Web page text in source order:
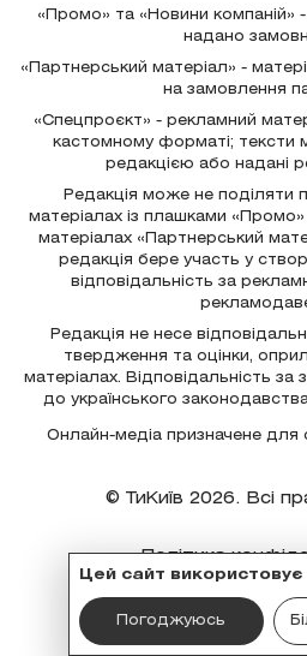
Цей сайт
Погоджуюсь
«Промо» та «Новини компаній»
надано
«Партнерський матеріал» -
на замовлення
«Спецпроєкт» - рекламний
кастомному форматі; тексти
редакцією або надані
Редакція може не поділяти
матеріалах із плашками
матеріалах «Партнерський
редакція бере участь у
відповідальність за
Редакція не несе
твердження та оцінки,
матеріалах. Відповідальність за
до українського
Онлайн-медіа призначене для
© ТиКиїв 2026. Всі
Політика
Політика